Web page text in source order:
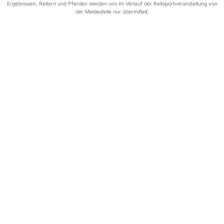
Ergebnissen, Reitern und Pferden werden uns im Verlauf der Reitsportveranstaltung von
der Meldestelle nur übermittelt.